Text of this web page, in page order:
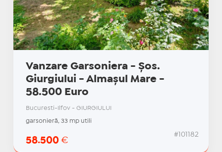
Vanzare Garsoniera - Șos.
Giurgiului - Almașul Mare -
58.500 Euro
Bucuresti-Ilfov - GIURGIULUI
garsonieră, 33 mp utili
58.500 €
#101182